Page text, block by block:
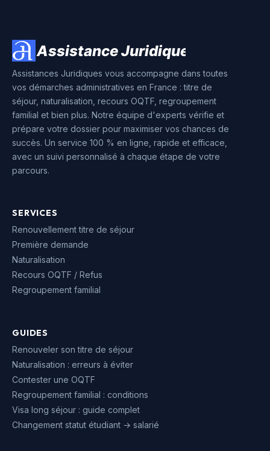
Assistances Juridiques vous accompagne dans toutes
vos démarches administratives en France : titre de
séjour, naturalisation, recours OQTF, regroupement
familial et bien plus. Notre équipe d'experts vérifie et
prépare votre dossier pour maximiser vos chances de
succès. Un service 100 % en ligne, rapide et efficace,
avec un suivi personnalisé à chaque étape de votre
parcours.
SERVICES
Renouvellement titre de séjour
Première demande
Naturalisation
Recours OQTF / Refus
Regroupement familial
GUIDES
Renouveler son titre de séjour
Naturalisation : erreurs à éviter
Contester une OQTF
Regroupement familial : conditions
Visa long séjour : guide complet
Changement statut étudiant → salarié